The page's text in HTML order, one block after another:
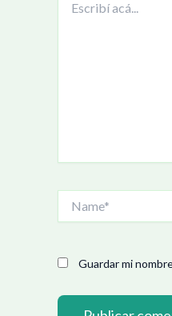
acá...
Guardar mi